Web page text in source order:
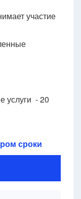
участие
услуги - 20
сроки